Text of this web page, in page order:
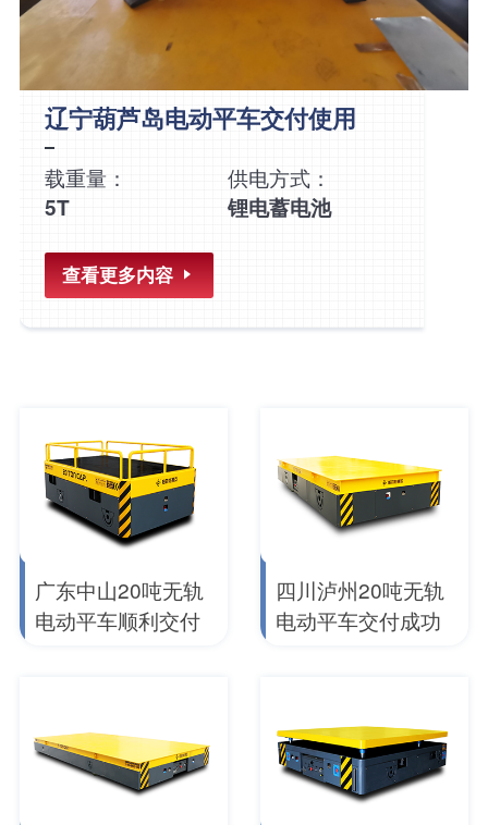
辽宁葫芦岛电动平车交付使用
载重量：
5T
供电方式：
锂电蓄电池
查看更多内容
广东中山20吨无轨
电动平车顺利交付
四川泸州20吨无轨
电动平车交付成功